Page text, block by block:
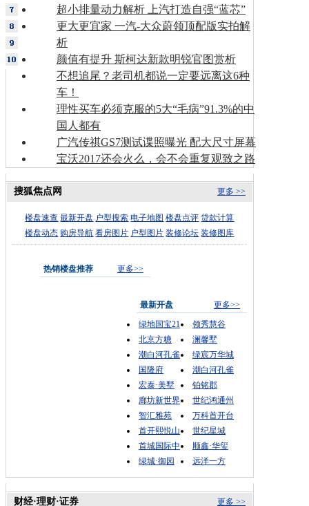
超小排量动力解析 上汽打造自强“蓝芯”
更大更宜家 一汽-大众蔚领顶配版实拍解
析
颜值有提升 斯柯达新款明锐官图赏析
不想追尾？老司机都说一定要远离这6种
车！
理性买车必须克服的5大“毛病”91.3%的中
国人都有
广汽传祺GS7测试谍照曝光 配大尺寸屏幕
宝沃2017还会火么，会不会重复观致之路
更多 >>
搜狐焦点网
楼盘速查 最新开盘 户型搜索 电子地图 楼盘点评 贷款计算
楼盘动态 购房导航 看房图片 户型图片 装修论坛 装修图库
热销楼盘推荐 更多>>
最新开盘
更多>>
绿地国宝21
领秀慧谷
北京方糖
澜馨墅
潮白河孔雀
绿宸万华城
国隆府
潮白河孔雀
宏泰·美墅
铂铭郡
廊坊新世界
世纪鸿通州
智汇雅苑
万科首开台
首开熙悦山
世纪星城
首城国际中
顺鑫·华玺
绿城·御园
远洋一方
更多 >>
财经·理财·证券